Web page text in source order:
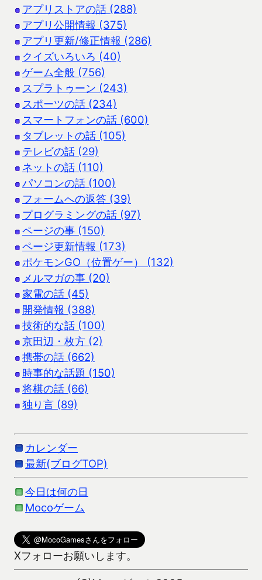
アプリストアの話 (288)
アプリ公開情報 (375)
アプリ更新/修正情報 (286)
クイズいろいろ (40)
ゲーム全般 (756)
スプラトゥーン (243)
スポーツの話 (234)
スマートフォンの話 (600)
タブレットの話 (105)
テレビの話 (29)
ネットの話 (110)
パソコンの話 (100)
フォームへの返答 (39)
プログラミングの話 (97)
ページの事 (150)
ページ更新情報 (173)
ポケモンGO（位置ゲー） (132)
メルマガの事 (20)
家電の話 (45)
開発情報 (388)
技術的な話 (100)
京田辺・枚方 (2)
携帯の話 (662)
時事的な話題 (150)
将棋の話 (66)
独り言 (89)
カレンダー
最新(ブログTOP)
今日は何の日
Mocoゲーム
Xフォローお願いします。